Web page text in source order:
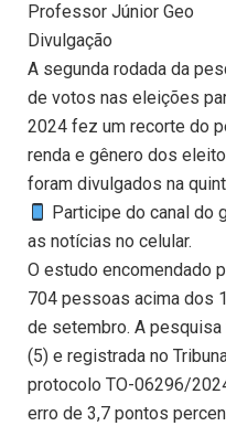
Professor Júnior Geo
Divulgação
A segunda rodada da
de votos nas eleições
2024 fez um recorte do
renda e gênero dos
foram divulgados na
Participe do canal do
as notícias no celular.
O estudo encomendado
704 pessoas acima dos
de setembro. A
(5) e registrada no
protocolo TO-06296/
erro de 3,7 pontos